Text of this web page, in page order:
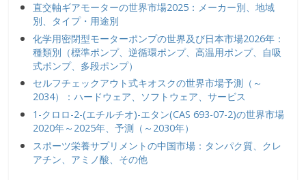
直交軸ギアモーターの世界市場2025：メーカー別、地域
別、タイプ・用途別
化学用密閉型モーターポンプの世界及び日本市場2026年：
種類別（標準ポンプ、逆循環ポンプ、高温用ポンプ、自吸
式ポンプ、多段ポンプ）
セルフチェックアウト式キオスクの世界市場予測（～
2034）：ハードウェア、ソフトウェア、サービス
1-クロロ-2-(エチルチオ)-エタン(CAS 693-07-2)の世界市場
2020年～2025年、予測（～2030年）
スポーツ栄養サプリメントの中国市場：タンパク質、クレ
アチン、アミノ酸、その他